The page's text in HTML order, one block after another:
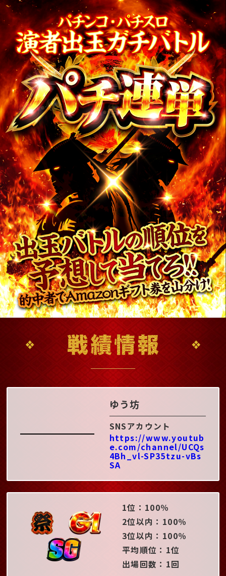
ゆう坊
SNSアカウント
https://www.youtub
e.com/channel/UCQs
4Bh_vl-SP35tzu-vBs
SA
1位：100％
2位以内：100％
3位以内：100％
平均順位：1位
出場回数：1回